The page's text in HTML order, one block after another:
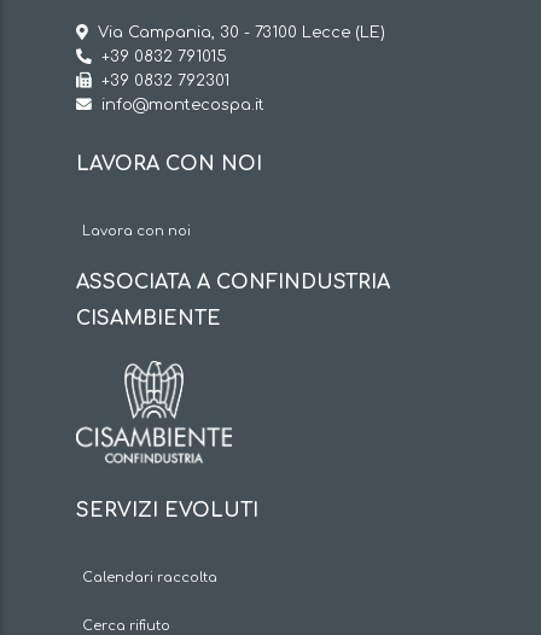
Via Campania, 30 - 73100 Lecce (LE)
+39 0832 791015
+39 0832 792301
info@montecospa.it
LAVORA CON NOI
Lavora con noi
ASSOCIATA A CONFINDUSTRIA
CISAMBIENTE
SERVIZI EVOLUTI
Calendari raccolta
Cerca rifiuto